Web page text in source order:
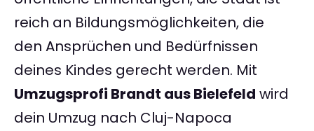
reich an Bildungsmöglichkeiten, die
den Ansprüchen und Bedürfnissen
deines Kindes gerecht werden. Mit
Umzugsprofi Brandt aus Bielefeld wird
dein Umzug nach Cluj-Napoca